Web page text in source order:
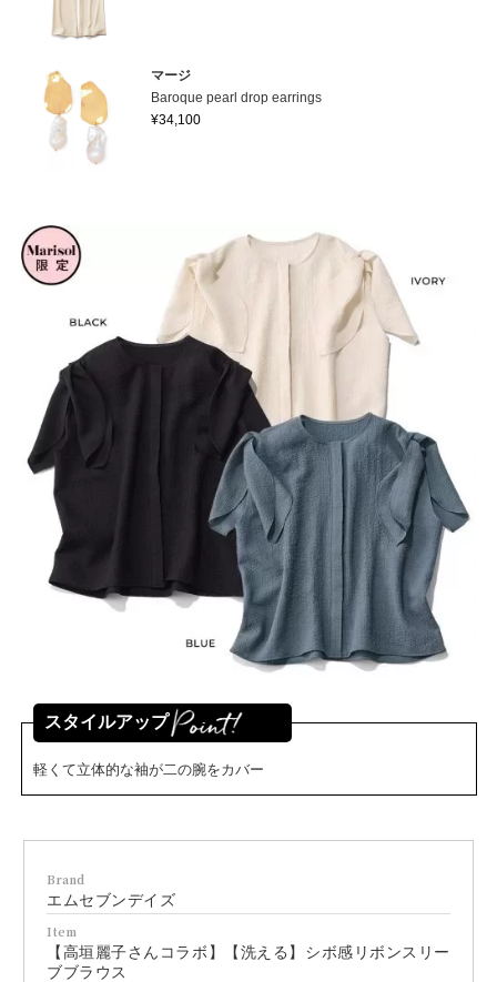
マージ
Baroque pearl drop earrings
¥34,100
スタイルアップ
軽くて立体的な袖が二の腕をカバー
Brand
エムセブンデイズ
Item
【高垣麗子さんコラボ】【洗える】シボ感リボンスリー
ブブラウス